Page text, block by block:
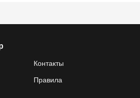
Контакты
Правила